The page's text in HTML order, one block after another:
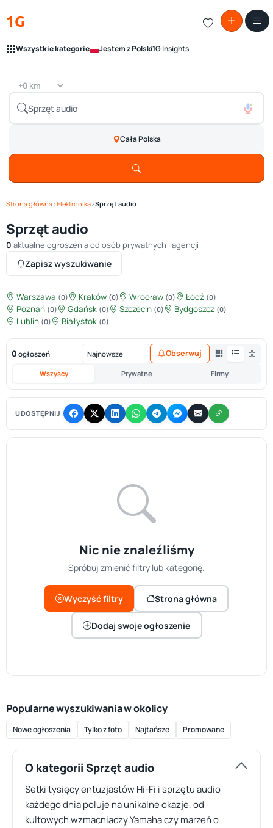
1G
Wszystkie kategorie Jestem z Polski1G Insights
Cała Polska
Strona główna›Elektronika›Sprzęt audio
Sprzęt audio
0 aktualne ogłoszenia od osób prywatnych i agencji
Zapisz wyszukiwanie
Warszawa (0) Kraków (0) Wrocław (0) Łódź (0)
Poznań (0) Gdańsk (0) Szczecin (0) Bydgoszcz (0)
Lublin (0) Białystok (0)
0 ogłoszeń
Wszyscy Prywatne Firmy
Obserwuj
UDOSTĘPNIJ
Nic nie znaleźliśmy
Spróbuj zmienić filtry lub kategorię.
Wyczyść filtry Strona główna
Dodaj swoje ogłoszenie
Popularne wyszukiwania w okolicy
Nowe ogłoszenia Tylko z foto Najtańsze Promowane
O kategorii Sprzęt audio
Setki tysięcy entuzjastów Hi-Fi i sprzętu audio
każdego dnia poluje na unikalne okazje, od
kultowych wzmacniaczy Yamaha czy marzeń o